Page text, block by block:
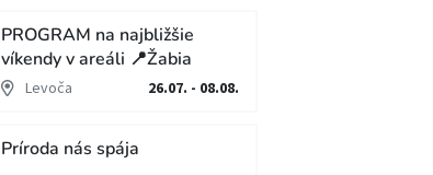
PROGRAM na najbližšie
víkendy v areáli 📍Žabia
cestaLevoča 26.07. - 08.08.
Príroda nás spája